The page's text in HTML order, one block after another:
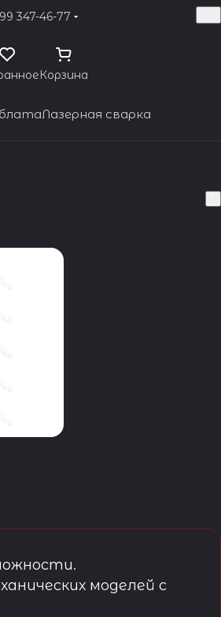
347-46-77
Корзина
Лазерная сварка
моделей с